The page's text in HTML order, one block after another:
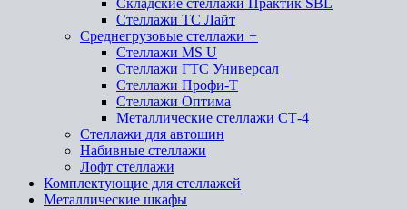
Складские стеллажи Практик SBL
Стеллажи ТС Лайт
Среднегрузовые стеллажи +
Стеллажи MS U
Стеллажи ГТС Универсал
Стеллажи Профи-Т
Стеллажи Оптима
Металлические стеллажи СТ-4
Стеллажи для автошин
Набивные стеллажи
Лофт стеллажи
Комплектующие для стеллажей
Металлические шкафы